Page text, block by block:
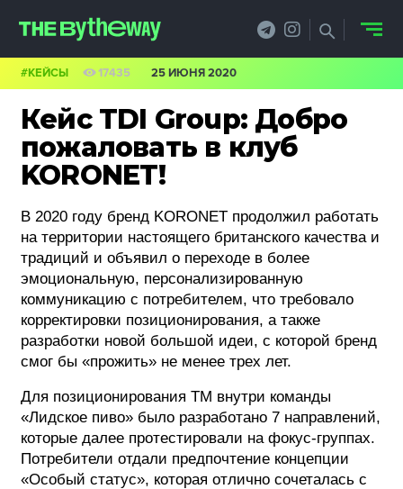
Кейс TDI Group: Добро
пожаловать в клуб
KORONET!
#КЕЙСЫ 17435 25 ИЮНЯ 2020
В 2020 году бренд KORONET продолжил работать
на территории настоящего британского качества и
традиций и объявил о переходе в более
эмоциональную, персонализированную
коммуникацию с потребителем, что требовало
корректировки позиционирования, а также
разработки новой большой идеи, с которой бренд
смог бы «прожить» не менее трех лет.
Для позиционирования ТМ внутри команды
«Лидское пиво» было разработано 7 направлений,
которые далее протестировали на фокус-группах.
Потребители отдали предпочтение концепции
«Особый статус», которая отлично сочеталась с
PRO.ОБЗОР
КЕЙСЫ
ФИЛОСОФИЯ
КРЕАТИВА
БИЗНЕС И
ТЕХНОЛОГИИ
ФЕСТИВАЛИ
ФОТОГРАФИЯ
ТИПОГРАФИКА